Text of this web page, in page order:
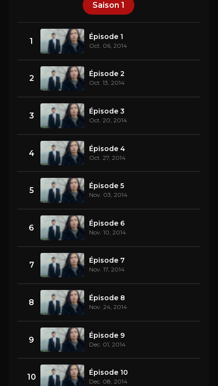
Saison 1
1 Épisode 1
Oct. 06, 2014
2 Épisode 2
Oct. 13, 2014
3 Épisode 3
Oct. 20, 2014
4 Épisode 4
Oct. 27, 2014
5 Épisode 5
Nov. 03, 2014
6 Épisode 6
Nov. 10, 2014
7 Épisode 7
Nov. 17, 2014
8 Épisode 8
Nov. 24, 2014
9 Épisode 9
Dec. 01, 2014
10 Épisode 10
Dec. 08, 2014